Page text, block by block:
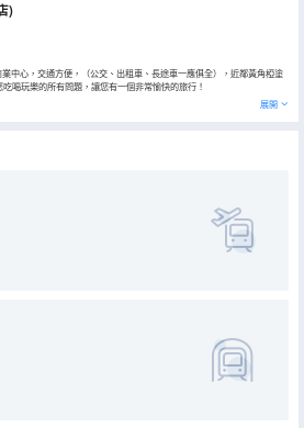
)
中心，交通方便，（公交、出租車、長途車一應俱全），近鄰黃角椏塗
喝玩樂的所有問題，讓您有一個非常愉快的旅行！
您在刷抖音, 追劇時不再漫長着急等待；高清網絡電視,獨立的電影盒子,暢
體。在這裏無論是獨處、玩聚、還是商務出行都能得到非一般的驚喜與體
。
展開